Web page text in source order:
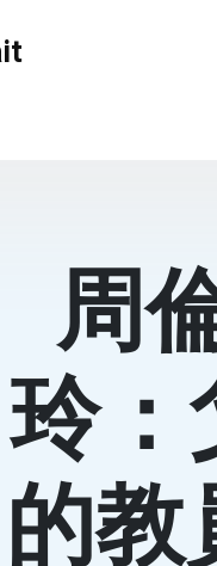
周
玲：
的教